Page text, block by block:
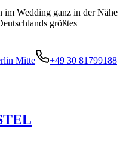
Wedding ganz in der Nähe
größtes
Mitte
+49 30 81799188